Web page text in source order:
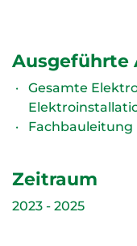
Ausgeführte
Gesamte
Fachbauleitung
Zeitraum
2023 - 2025